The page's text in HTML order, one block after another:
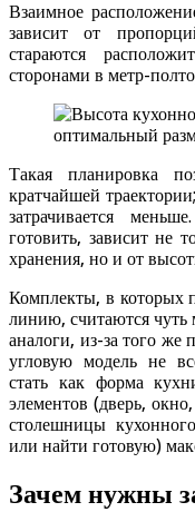
Взаимное
зависит от
стараются
сторонами в метр-
Такая планировка
кратчайшей
затрачивается
готовить, зависит не
хранения, но и от
Комплекты, в которых
линию, считаются
аналоги, из-за того же
угловую модель не
стать как форма
элементов (дверь,
столешницы
или найти готовую)
Зачем нужны